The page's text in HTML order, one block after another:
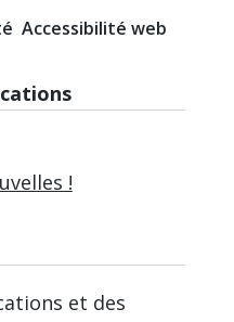
Accessibilité web
!
et des